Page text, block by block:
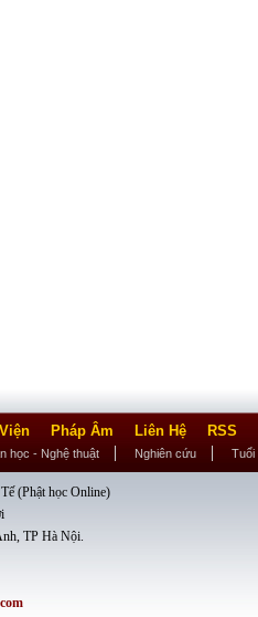
Pháp Âm Liên Hệ RSS
học - Nghệ thuật Nghiên cứu Tuổi
(Phật học Online)
TP Hà Nội.